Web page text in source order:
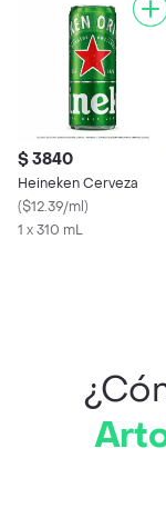
$ 3840
Heineken Cerveza
($12.39/ml)
1 x 310 mL